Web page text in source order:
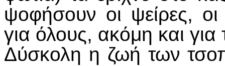
ψοφήσουν οι ψείρες,
για όλους, ακόμη και
Δύσκολη η ζωή των